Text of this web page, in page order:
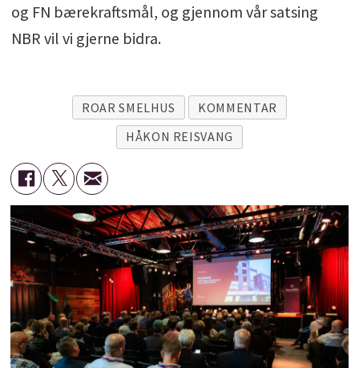
og FN bærekraftsmål, og gjennom vår satsing
NBR vil vi gjerne bidra.
ROAR SMELHUS
KOMMENTAR
HÅKON REISVANG